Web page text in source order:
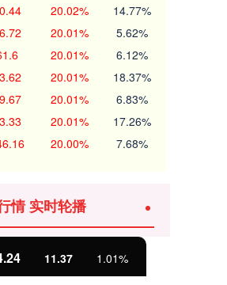
20.02% 14.77%
20.01% 5.62%
20.01% 6.12%
20.01% 18.37%
20.01% 6.83%
20.01% 17.26%
20.00% 7.68%
情 实时轮播
11.37 1.01%